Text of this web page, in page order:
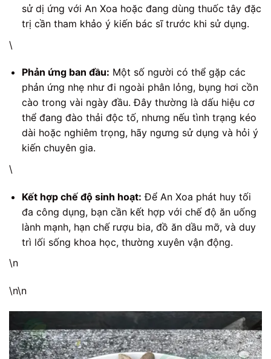
sử dị ứng với An Xoa hoặc đang dùng thuốc tây đặc
trị cần tham khảo ý kiến bác sĩ trước khi sử dụng.
\
Phản ứng ban đầu: Một số người có thể gặp các
phản ứng nhẹ như đi ngoài phân lỏng, bụng hơi cồn
cào trong vài ngày đầu. Đây thường là dấu hiệu cơ
thể đang đào thải độc tố, nhưng nếu tình trạng kéo
dài hoặc nghiêm trọng, hãy ngưng sử dụng và hỏi ý
kiến chuyên gia.
\
Kết hợp chế độ sinh hoạt: Để An Xoa phát huy tối
đa công dụng, bạn cần kết hợp với chế độ ăn uống
lành mạnh, hạn chế rượu bia, đồ ăn dầu mỡ, và duy
trì lối sống khoa học, thường xuyên vận động.
\n
\n\n